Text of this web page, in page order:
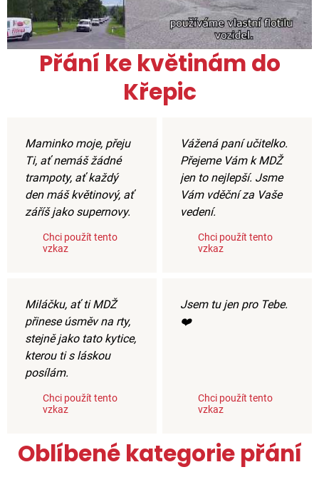
Přání ke květinám do
Křepic
Maminko moje, přeju
Ti, ať nemáš žádné
trampoty, ať každý
den máš květinový, ať
záříš jako supernovy.
Chci použít tento
vzkaz
Vážená paní učitelko.
Přejeme Vám k MDŽ
jen to nejlepší. Jsme
Vám vděční za Vaše
vedení.
Chci použít tento
vzkaz
Miláčku, ať ti MDŽ
přinese úsměv na rty,
stejně jako tato kytice,
kterou ti s láskou
posílám.
Chci použít tento
vzkaz
Jsem tu jen pro Tebe.
❤️
Chci použít tento
vzkaz
Oblíbené kategorie přání